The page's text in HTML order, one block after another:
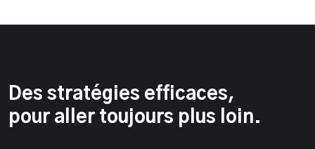
Des stratégies efficaces,
pour aller toujours plus loin.